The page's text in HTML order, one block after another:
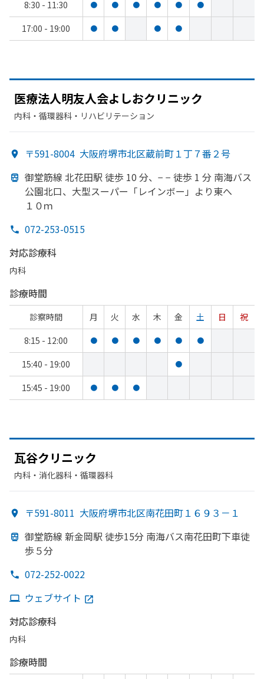
8:30 - 11:30 ● ● ● ● ● ●
17:00 - 19:00 ● ● ● ●
医療法人明友人会よしおクリニック
内科・​循環器科・​リハビリテーション
〒591-8004 大阪府堺市北区蔵前町１丁７番２号
御堂筋線 北花田駅 徒歩 10 分、 − − 徒歩 1 分 南海バス
公園北口、 大型スーパー 「レインボー」より東へ
１０ｍ
072-253-0515
対応診療科
内科
診療時間
診察時間 月 火 水 木 金 土 日
祝
8:15 - 12:00
● ● ● ● ● ●
15:40 - 19:00 ●
15:45 - 19:00 ● ● ●
瓦谷クリニック
内科・​消化器科・​循環器科
〒591-8011 大阪府堺市北区南花田町１６９３－１
御堂筋線 新金岡駅 徒歩15分 南海バス南花田町下車徒
歩５分
072-252-0022
ウェブサイト
対応診療科
内科
診療時間